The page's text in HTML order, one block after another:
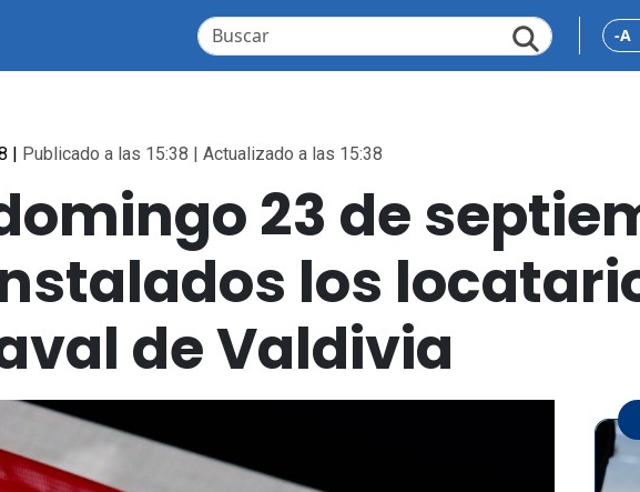
-A
| Publicado a las 15:38 | Actualizado a las 15:38
23 de
los
de Valdivia